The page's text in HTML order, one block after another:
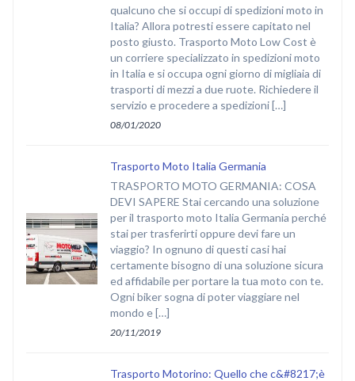
qualcuno che si occupi di spedizioni moto in
Italia? Allora potresti essere capitato nel
posto giusto. Trasporto Moto Low Cost è
un corriere specializzato in spedizioni moto
in Italia e si occupa ogni giorno di migliaia di
trasporti di mezzi a due ruote. Richiedere il
servizio e procedere a spedizioni […]
08/01/2020
Trasporto Moto Italia Germania
TRASPORTO MOTO GERMANIA: COSA
DEVI SAPERE Stai cercando una soluzione
per il trasporto moto Italia Germania perché
stai per trasferirti oppure devi fare un
viaggio? In ognuno di questi casi hai
certamente bisogno di una soluzione sicura
ed affidabile per portare la tua moto con te.
Ogni biker sogna di poter viaggiare nel
mondo e […]
20/11/2019
Trasporto Motorino: Quello che c&#8217;è